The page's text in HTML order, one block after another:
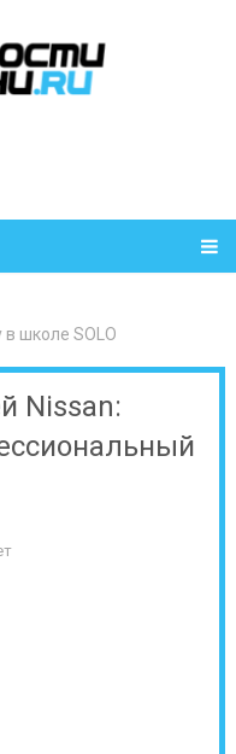
школе SOLO
Nissan: